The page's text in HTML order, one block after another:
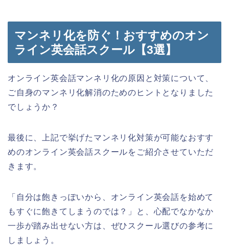
マンネリ化を防ぐ！おすすめのオン
ライン英会話スクール【3選】
オンライン英会話マンネリ化の原因と対策について、
ご自身のマンネリ化解消のためのヒントとなりました
でしょうか？
最後に、上記で挙げたマンネリ化対策が可能なおすす
めのオンライン英会話スクールをご紹介させていただ
きます。
「自分は飽きっぽいから、オンライン英会話を始めて
もすぐに飽きてしまうのでは？」と、心配でなかなか
一歩が踏み出せない方は、ぜひスクール選びの参考に
しましょう。